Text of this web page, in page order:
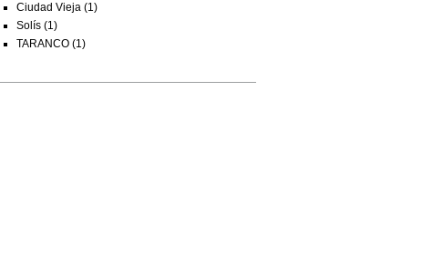
Ciudad Vieja (1)
Solís (1)
TARANCO (1)